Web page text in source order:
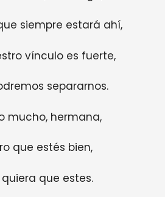
siempre estará ahí,
vínculo es fuerte,
separarnos.
mucho, hermana,
que estés bien,
que estes.